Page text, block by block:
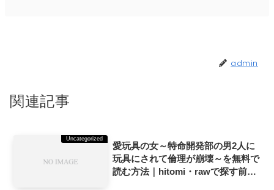
admin
関連記事
Uncategorized
愛玩具の女～特命開発部の男2人に
玩具にされて倫理が崩壊～を無料で
読む方法｜hitomi・rawで探す前に